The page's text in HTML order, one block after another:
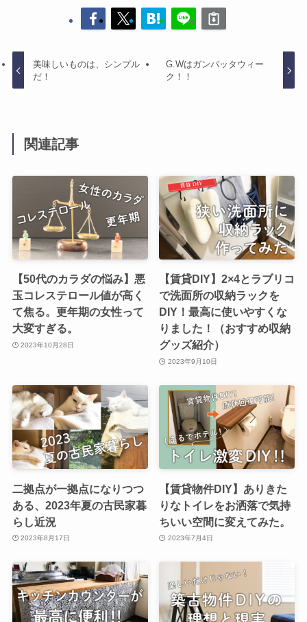
美味しいものは、シンプル
だ！
G.Wはガンバッタウィー
ク！！
関連記事
【50代のカラダの悩み】悪
玉コレステロール値が高く
て焦る。更年期の女性って
大変すぎる。
2023年10月28日
【賃貸DIY】2×4とラブリコ
で洗面所の収納ラックを
DIY！最高に使いやすくな
りました！（おすすめ収納
グッズ紹介）
2023年9月10日
二拠点が一拠点になりつつ
ある、2023年夏の古民家暮
らし近況
2023年8月17日
【賃貸物件DIY】ありきた
りなトイレをお洒落で気持
ちいい空間に変えてみた。
2023年7月4日